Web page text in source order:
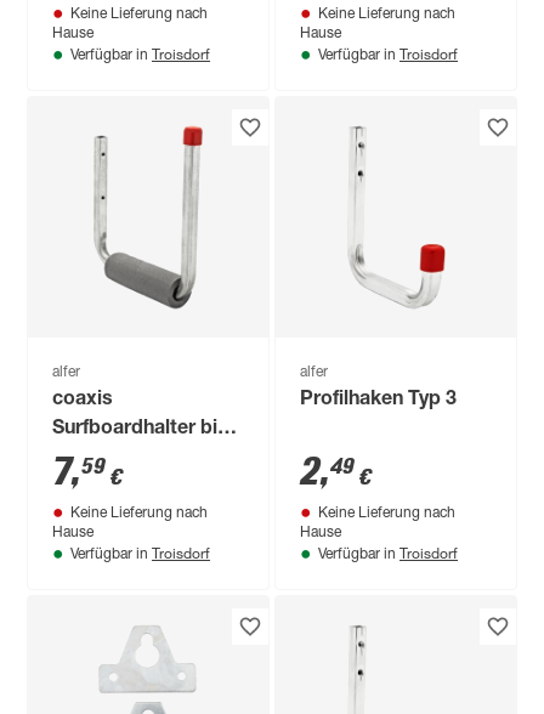
Keine Lieferung nach
Hause
Verfügbar in Troisdorf
Keine Lieferung nach
Hause
Verfügbar in Troisdorf
alfer
coaxis
Surfboardhalter bis
30 kg
7,59 €
Keine Lieferung nach
Hause
Verfügbar in Troisdorf
alfer
Profilhaken Typ 3
2,49 €
Keine Lieferung nach
Hause
Verfügbar in Troisdorf